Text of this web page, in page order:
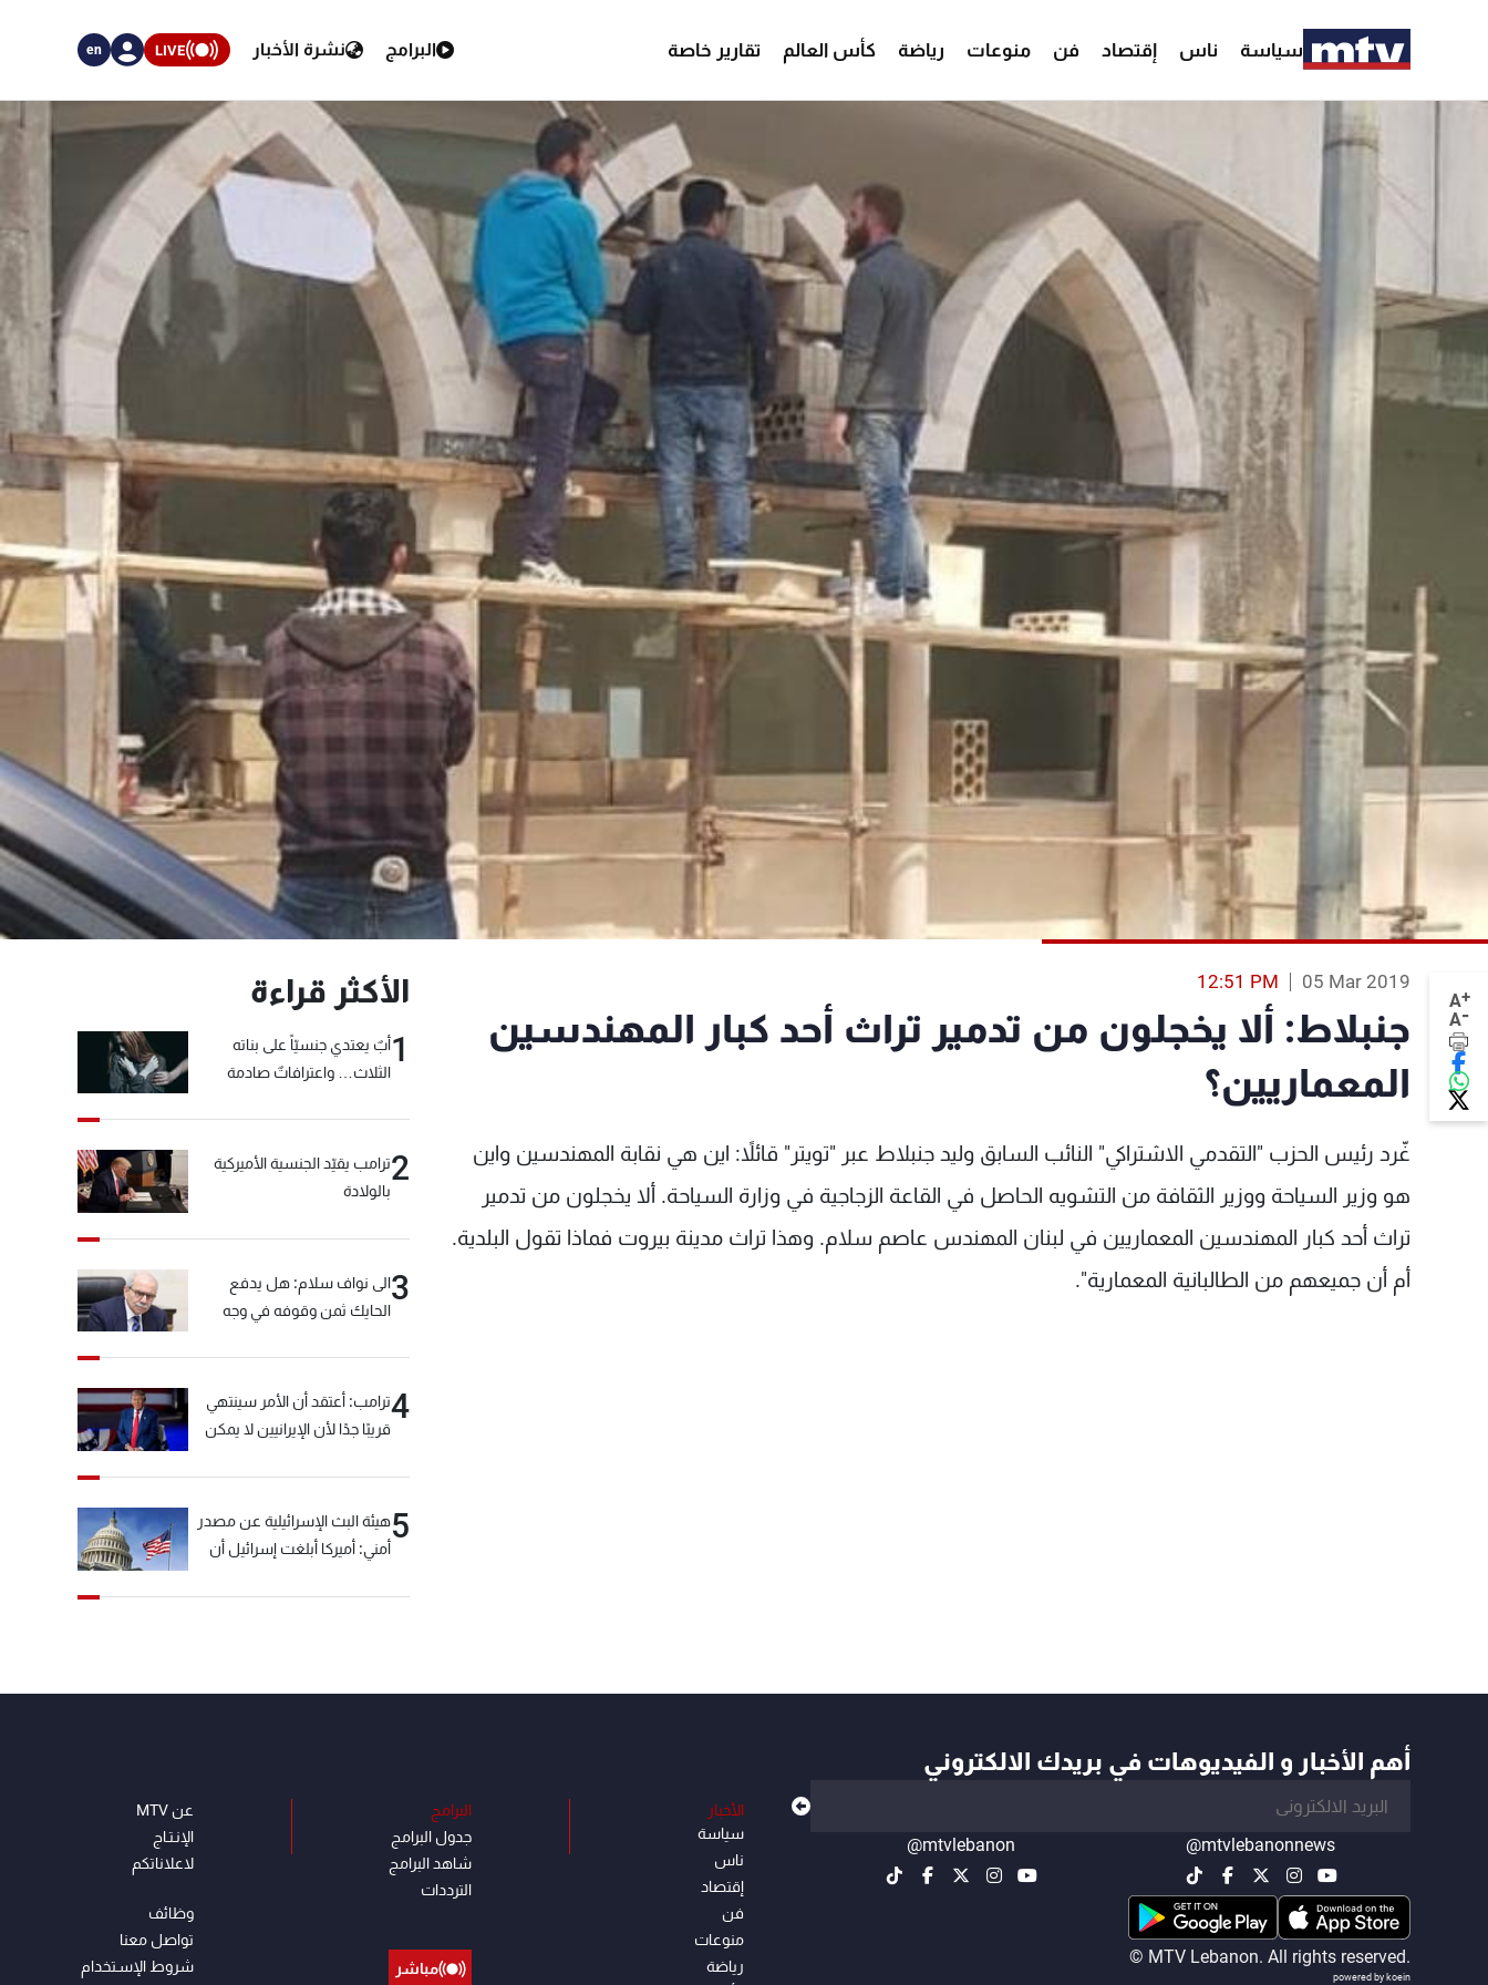
سياسة ناس إقتصاد فن منوعات رياضة كأس العالم تقارير خاصة البرامج نشرة الأخبار LIVE
en
A+
A-
05 Mar 2019
12:51 PM
جنبلاط: ألا يخجلون من تدمير تراث أحد كبار المهندسين
المعماريين؟
غّرد رئيس الحزب "التقدمي الاشتراكي" النائب السابق وليد جنبلاط عبر "تويتر" قائلاً: اين هي نقابة المهندسين واين
هو وزير السياحة ووزير الثقافة من التشويه الحاصل في القاعة الزجاجية في وزارة السياحة. ألا يخجلون من تدمير
تراث أحد كبار المهندسين المعماريين في لبنان المهندس عاصم سلام. وهذا تراث مدينة بيروت فماذا تقول البلدية.
أم أن جميعهم من الطالبانية المعمارية".
الأكثر قراءة
1أبٌ يعتدي جنسيّاً على بناته
الثلاث… واعترافاتٌ صادمة
2ترامب يقيّد الجنسية الأميركية
بالولادة
3الى نواف سلام: هل يدفع
الحايك ثمن وقوفه في وجه
4ترامب: أعتقد أن الأمر سينتهي
قريبًا جدًا لأن الإيرانيين لا يمكن
5هيئة البث الإسرائيلية عن مصدر
أمني: أميركا أبلغت إسرائيل أن
أهم الأخبار و الفيديوهات في بريدك الالكتروني
@mtvlebanonnews
@mtvlebanon
© MTV Lebanon. All rights reserved.
powered by koein
الأخبار
سياسة
ناس
إقتصاد
فن
منوعات
رياضة
البرامج
جدول البرامج
شاهد البرامج
الترددات
مباشر
عن MTV
الإنـتـاج
لاعلاناتكم
وظائف
تواصل معنا
شروط الإسـتخدام